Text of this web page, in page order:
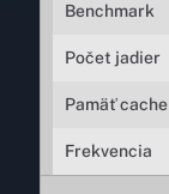
Benchmark
Počet jadier
Pamäť cache
Frekvencia